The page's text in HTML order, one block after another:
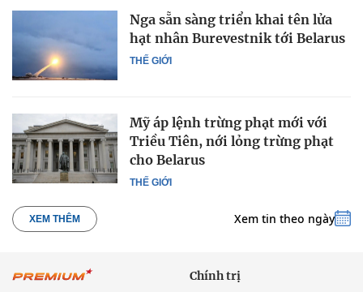
THẾ GIỚI
Nga sẵn sàng triển khai tên lửa
hạt nhân Burevestnik tới Belarus
THẾ GIỚI
Mỹ áp lệnh trừng phạt mới với
Triều Tiên, nới lỏng trừng phạt
cho Belarus
XEM THÊM Xem tin theo ngày
Chính trị